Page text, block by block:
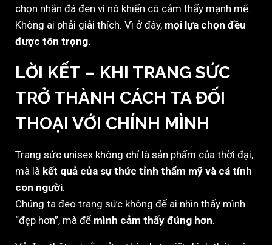
chọn nhẫn đá đen vì nó khiến cô cảm thấy mạnh mẽ.
Không ai phải giải thích. Vì ở đây, mọi lựa chọn đều
được tôn trọng.
LỜI KẾT – KHI TRANG SỨC
TRỞ THÀNH CÁCH TA ĐỐI
THOẠI VỚI CHÍNH MÌNH
Trang sức unisex không chỉ là sản phẩm của thời đại,
mà là kết quả của sự thức tỉnh thẩm mỹ và cá tính
con người.
Chúng ta đeo trang sức không để ai nhìn thấy mình
“đẹp hơn”, mà để mình cảm thấy đúng hơn.